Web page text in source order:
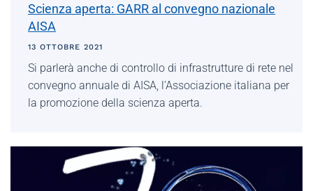
Scienza aperta: GARR al convegno nazionale
AISA
13 OTTOBRE 2021
Si parlerà anche di controllo di infrastrutture di rete nel
convegno annuale di AISA, l’Associazione italiana per
la promozione della scienza aperta.